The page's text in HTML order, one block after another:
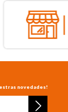
novedades!